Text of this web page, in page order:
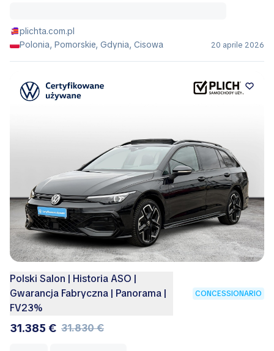
plichta.com.pl
Polonia, Pomorskie, Gdynia, Cisowa
20 aprile 2026
Polski Salon | Historia ASO |
Gwarancja Fabryczna | Panorama |
FV23%
CONCESSIONARIO
31.385 € 31.830 €